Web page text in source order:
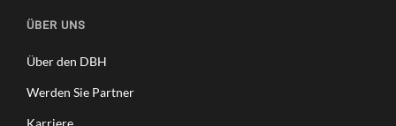
ÜBER UNS
Über den DBH
Werden Sie Partner
Karriere